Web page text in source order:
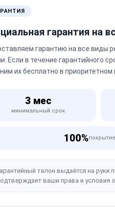
гарантия на
гарантию на все виды
Если в течение гарантийного
их бесплатно в приоритетном
3 мес
минимальный срок
100%
талон выдаётся на руки
ваши права и условия